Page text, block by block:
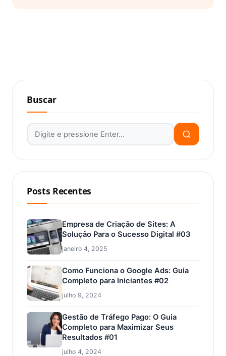
Buscar
Buscar por:
Posts Recentes
Empresa de Criação de Sites: A
Solução Para o Sucesso Digital #03
janeiro 4, 2025
Como Funciona o Google Ads: Guia
Completo para Iniciantes #02
julho 9, 2024
Gestão de Tráfego Pago: O Guia
Completo para Maximizar Seus
Resultados #01
julho 4, 2024